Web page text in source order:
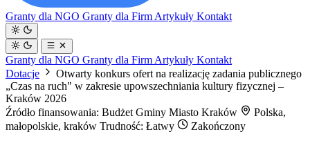
Granty dla NGO Granty dla Firm Artykuły Kontakt
Granty dla NGO Granty dla Firm Artykuły Kontakt
Dotacje
Otwarty konkurs ofert na realizację zadania publicznego
„Czas na ruch" w zakresie upowszechniania kultury fizycznej –
Kraków 2026
Źródło finansowania: Budżet Gminy Miasto Kraków
Polska,
małopolskie, kraków Trudność: Łatwy Zakończony